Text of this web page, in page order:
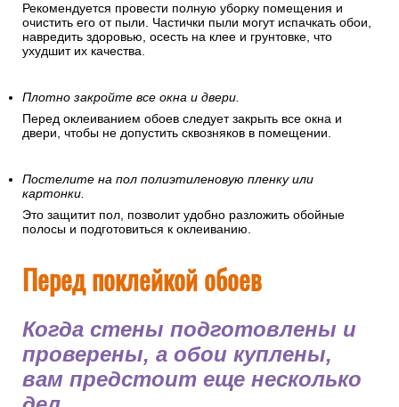
Рекомендуется провести полную уборку помещения и
очистить его от пыли. Частички пыли могут испачкать обои,
навредить здоровью, осесть на клее и грунтовке, что
ухудшит их качества.
Плотно закройте все окна и двери.
Перед оклеиванием обоев следует закрыть все окна и
двери, чтобы не допустить сквозняков в помещении.
Постелите на пол полиэтиленовую пленку или
картонки.
Это защитит пол, позволит удобно разложить обойные
полосы и подготовиться к оклеиванию.
Перед поклейкой обоев
Когда стены подготовлены и
проверены, а обои куплены,
вам предстоит еще несколько